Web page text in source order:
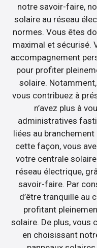
notre savoir-faire,
solaire au réseau
normes. Vous êtes
maximal et sécurisé.
accompagnement
pour profiter
solaire.
vous contribuez à
n’avez plus à
administratives
liées au
cette façon, vous
votre centrale
réseau électrique,
savoir-faire. Par
d’être tranquille au
profitant
solaire. De plus, vous
en choisissant